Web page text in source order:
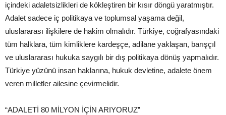
içindeki adaletsizlikleri de kökleştiren bir kısır döngü yaratmıştır.
Adalet sadece iç politikaya ve toplumsal yaşama değil,
uluslararası ilişkilere de hakim olmalıdır. Türkiye, coğrafyasındaki
tüm halklara, tüm kimliklere kardeşçe, adilane yaklaşan, barışçıl
ve uluslararası hukuka saygılı bir dış politikaya dönüş yapmalıdır.
Türkiye yüzünü insan haklarına, hukuk devletine, adalete önem
veren milletler ailesine çevirmelidir.
“ADALETİ 80 MİLYON İÇİN ARIYORUZ”